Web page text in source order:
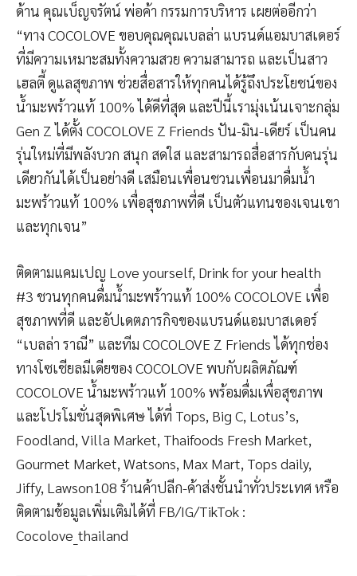
ด้าน คุณเบ็ญจรัตน์ พ่อค้า กรรมการบริหาร เผยต่ออีกว่า
“ทาง COCOLOVE ขอบคุณคุณเบลล่า แบรนด์แอมบาสเดอร์
ที่มีความเหมาะสมทั้งความสวย ความสามารถ และเป็นสาว
เฮลตี้ ดูแลสุขภาพ ช่วยสื่อสารให้ทุกคนได้รู้ถึงประโยชน์ของ
น้ำมะพร้าวแท้ 100% ได้ดีที่สุด และปีนี้เรามุ่งเน้นเจาะกลุ่ม
Gen Z ได้ตั้ง COCOLOVE Z Friends ปัน-มิน-เดียร์ เป็นคน
รุ่นใหม่ที่มีพลังบวก สนุก สดใส และสามารถสื่อสารกับคนรุ่น
เดียวกันได้เป็นอย่างดี เสมือนเพื่อนชวนเพื่อนมาดื่มน้ำ
มะพร้าวแท้ 100% เพื่อสุขภาพที่ดี เป็นตัวแทนของเจนเขา
และทุกเจน”
ติดตามแคมเปญ Love yourself, Drink for your health
#3 ชวนทุกคนดื่มน้ำมะพร้าวแท้ 100% COCOLOVE เพื่อ
สุขภาพที่ดี และอัปเดตภารกิจของแบรนด์แอมบาสเดอร์
“เบลล่า ราณี” และทีม COCOLOVE Z Friends ได้ทุกช่อง
ทางโซเชียลมีเดียของ COCOLOVE พบกับผลิตภัณฑ์
COCOLOVE น้ำมะพร้าวแท้ 100% พร้อมดื่มเพื่อสุขภาพ
และโปรโมชั่นสุดพิเศษ ได้ที่ Tops, Big C, Lotus’s,
Foodland, Villa Market, Thaifoods Fresh Market,
Gourmet Market, Watsons, Max Mart, Tops daily,
Jiffy, Lawson108 ร้านค้าปลีก-ค้าส่งชั้นนำทั่วประเทศ หรือ
ติดตามข้อมูลเพิ่มเติมได้ที่ FB/IG/TikTok :
Cocolove_thailand